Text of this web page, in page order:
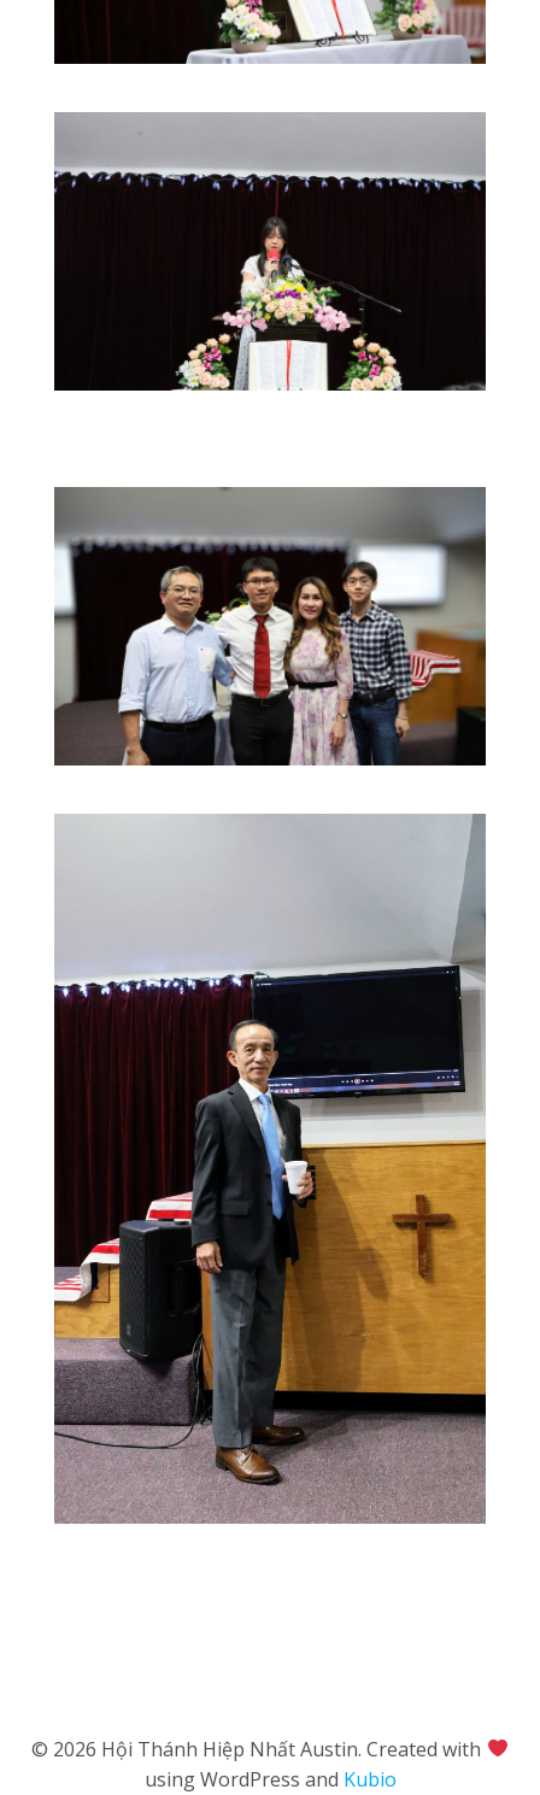
© 2026 Hội Thánh Hiệp Nhất Austin. Created with
using WordPress and Kubio